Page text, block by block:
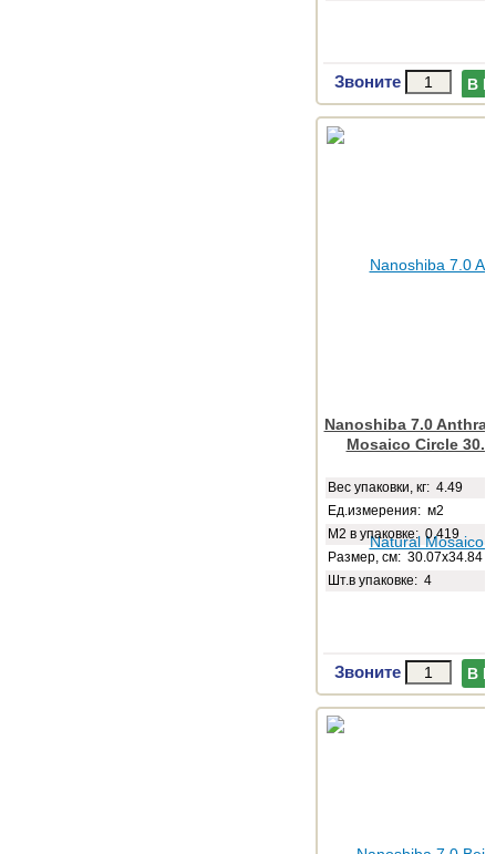
Звоните В
Nanoshiba 7.0
Mosaico Circle
Веc упаковки, кг: 4.49
Ед.измерения: м2
М2 в упаковке: 0.419
Размер, см: 30.07x34.84
Шт.в упаковке: 4
Звоните В